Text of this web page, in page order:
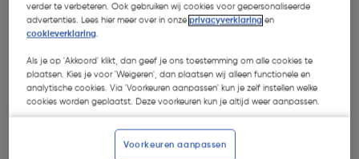
verder te verbeteren. Ook gebruiken wij cookies voor gepersonaliseerde
advertenties. Lees hier meer over in onzeprivacyverklaring en
cookieverklaring.
Als je op 'Akkoord' klikt, dan geef je ons toestemming om alle cookies te
plaatsen. Kies je voor 'Weigeren', dan plaatsen wij alleen functionele en
analytische cookies. Via 'Voorkeuren aanpassen' kun je zelf instellen welke
cookies worden geplaatst. Deze voorkeuren kun je altijd weer aanpassen.
Voorkeuren aanpassen